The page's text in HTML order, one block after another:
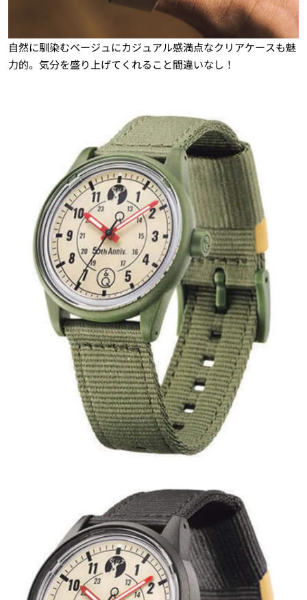
自然に馴染むベージュにカジュアル感満点なクリアケースも魅
力的。気分を盛り上げてくれること間違いなし！